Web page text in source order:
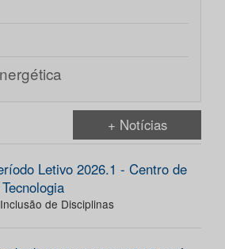
+ Notícias
Letivo 2026.1 - Centro de
de Disciplinas